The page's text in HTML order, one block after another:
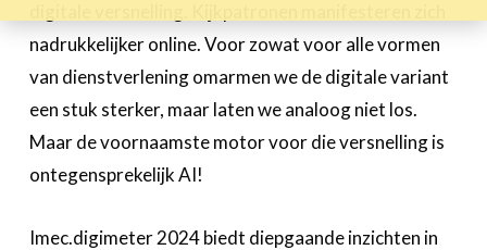
nadrukkelijker online. Voor zowat voor alle vormen
van dienstverlening omarmen we de digitale variant
een stuk sterker, maar laten we analoog niet los.
Maar de voornaamste motor voor die versnelling is
ontegensprekelijk AI!
Imec.digimeter 2024 biedt diepgaande inzichten in
Le Toolbox
Annuaire prestataires
A propos